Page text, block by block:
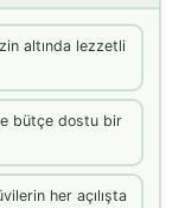
altında lezzetli
bütçe dostu bir
her açılışta